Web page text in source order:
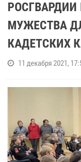
МУЖЕСТВА
КАДЕТСКИХ
11 декабря 2021,